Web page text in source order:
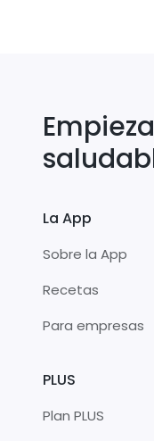
La App
Sobre la App
Recetas
Para empresas
PLUS
Plan PLUS